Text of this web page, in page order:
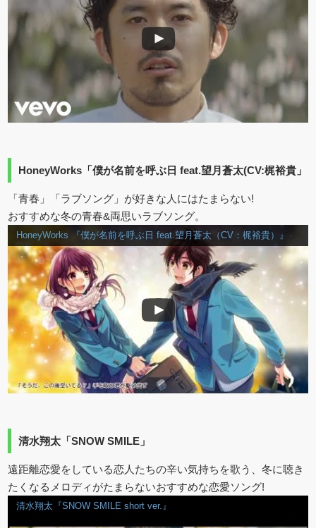
HoneyWorks「僕が名前を呼ぶ日 feat.望月蒼太(CV:梶裕貴」
「青春」「ラブソング」が好きな人にはたまらない!
おすすめな冬の青春&両思いラブソング。
HoneyWorks 『僕が名前を呼ぶ日 feat.望月蒼太（CV：梶裕貴）』
清水翔太「SNOW SMILE」
遠距離恋愛をしている恋人たちの辛い気持ちを歌う、冬に聴き
たくなるメロディがたまらないおすすめな恋愛ソング!
清水翔太『SNOW SMILE short ver.』